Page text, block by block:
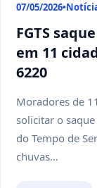
07/05/2026•
FGTS
em 11
6220
Moradores de
solicitar o
do Tempo de
chuvas...